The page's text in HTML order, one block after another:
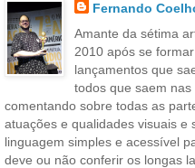
Fernando
Amante da sétima
2010 após se
lançamentos que
todos que saem nas
comentando sobre todas as
atuações e qualidades visuais e
linguagem simples e acessível
deve ou não conferir os longas